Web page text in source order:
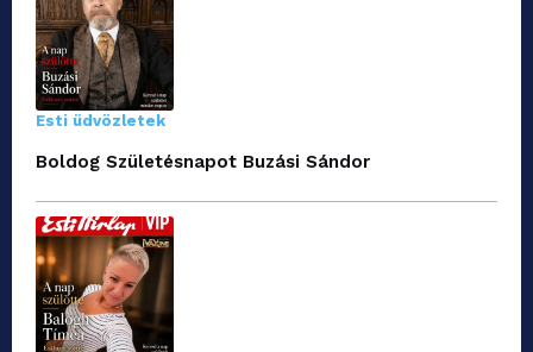
Esti üdvözletek
Boldog Születésnapot Buzási Sándor